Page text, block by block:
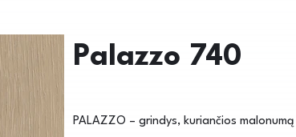
Palazzo 740
PALAZZO – grindys, kuriančios